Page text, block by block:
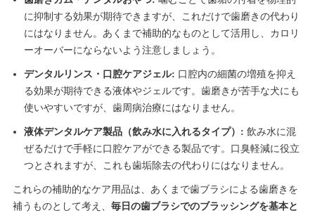
に抑制する効果が期待できますが、これだけで歯磨きの代わり
にはなりません。あくまで補助的なものとして活用し、カロリ
ーオーバーにならないよう注意しましょう。
デンタルリンス・口腔ケアジェル: 口腔内の細菌の増殖を抑え
る効果が期待できる液体やジェルです。歯磨きが苦手な犬にも
使いやすいですが、歯周病治療にはなりません。
液体デンタルケア製品（飲み水に入れるタイプ）: 飲み水に混
ぜるだけで手軽に口腔ケアができる製品です。口臭軽減に役立
つとされますが、これも歯垢除去の代わりにはなりません。
これらの補助的なケア用品は、あくまで歯ブラシによる歯磨きを
補うものとして考え、 毎日の歯ブラシでのブラッシングを基本と